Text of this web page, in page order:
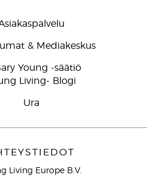
& Mediakeskus
Young -säätiö
Living- Blogi
Ura
Living Europe B.V.